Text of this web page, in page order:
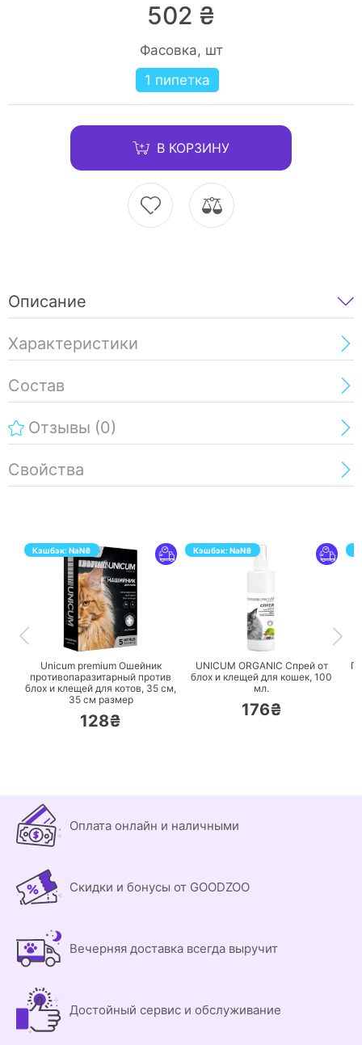
502 ₴
Фасовка, шт
1 пипетка
В КОРЗИНУ
Описание
Характеристики
Состав
Отзывы (0)
Свойства
Кэшбэк:NaN₴
ПЕРЕЙТИ
Unicum premium Ошейник
противопаразитарный против
блох и клещей для котов, 35 см,
35 см размер
128₴
Кэшбэк:NaN₴
ПЕРЕЙТИ
UNICUM ORGANIC Спрей от
блох и клещей для кошек, 100
мл.
176₴
Оплата онлайн и наличными
Скидки и бонусы от GOODZOO
Вечерняя доставка всегда выручит
Достойный сервис и обслуживание